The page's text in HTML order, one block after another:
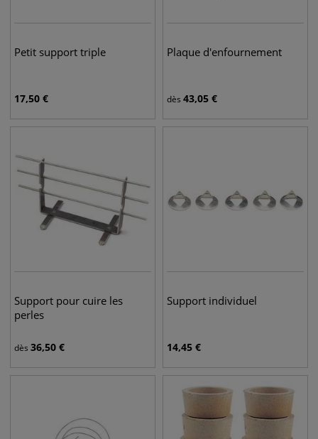
Petit support triple
17,50 €
Plaque d'enfournement
dès 43,05 €
Support pour cuire les
perles
dès 36,50 €
Support individuel
14,45 €